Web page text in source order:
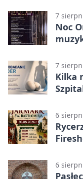
7
Noc
7
Kilka
6
6